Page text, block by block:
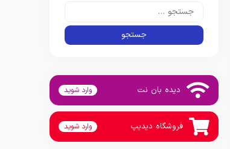
دیده بان نت وارد شوید
فروشگاه دیدیپ وارد شوید